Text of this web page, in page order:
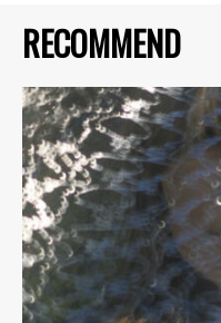
RECOMMEND